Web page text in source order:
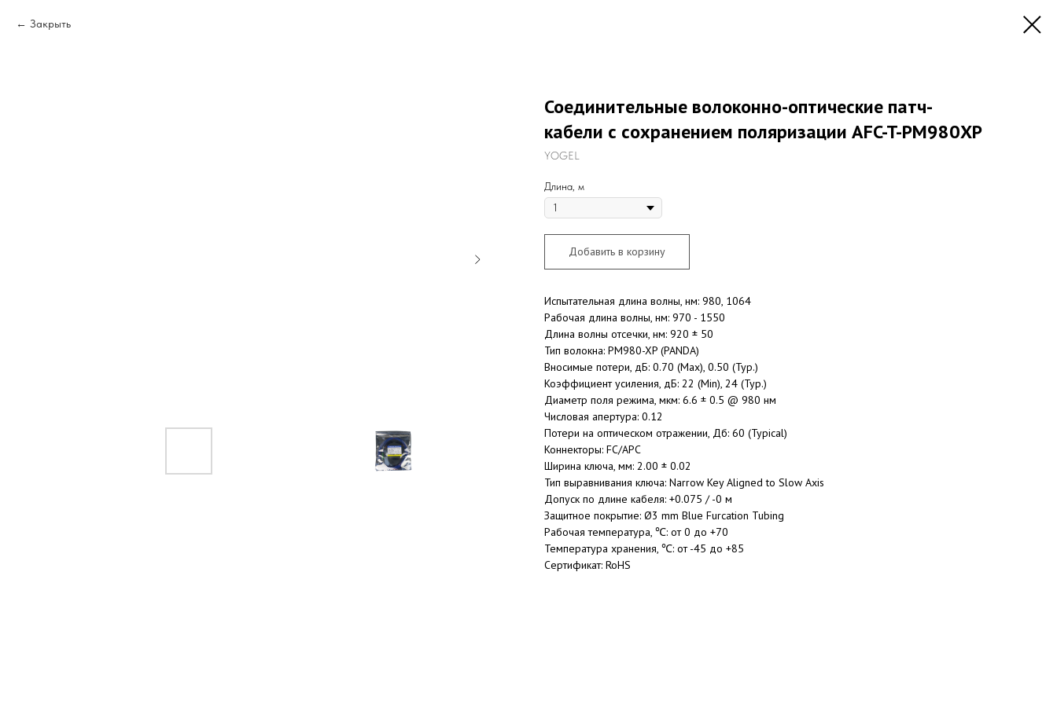
Закрыть
Соединительные волоконно-оптические патч-
кабели с сохранением поляризации AFC-T-PM980XP
YOGEL
Длина, м
Добавить в корзину
Испытательная длина волны, нм: 980, 1064
Рабочая длина волны, нм: 970 - 1550
Длина волны отсечки, нм: 920 ± 50
Тип волокна: PM980-XP (PANDA)
Вносимые потери, дБ: 0.70 (Max), 0.50 (Typ.)
Коэффициент усиления, дБ: 22 (Min), 24 (Typ.)
Диаметр поля режима, мкм: 6.6 ± 0.5 @ 980 нм
Числовая апертура: 0.12
Потери на оптическом отражении, Дб: 60 (Typical)
Коннекторы: FC/APC
Ширина ключа, мм: 2.00 ± 0.02
Тип выравнивания ключа: Narrow Key Aligned to Slow Axis
Допуск по длине кабеля: +0.075 / -0 м
Защитное покрытие: Ø3 mm Blue Furcation Tubing
Рабочая температура, ℃: от 0 до +70
Температура хранения, ℃: от -45 до +85
Сертификат: RoHS